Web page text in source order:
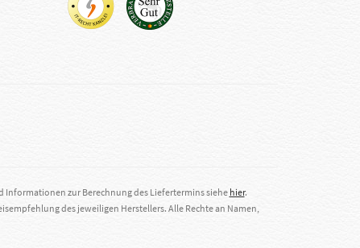
Informationen zur Berechnung des Liefertermins siehe hier.
des jeweiligen Herstellers. Alle Rechte an Namen,